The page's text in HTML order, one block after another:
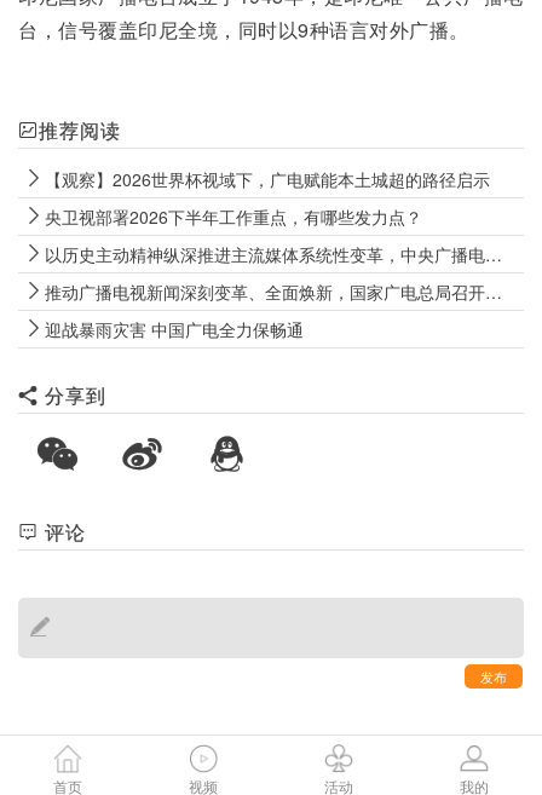
台，信号覆盖印尼全境，同时以9种语言对外广播。
推荐阅读
【观察】2026世界杯视域下，广电赋能本土城超的路径启示
央卫视部署2026下半年工作重点，有哪些发力点？
以历史主动精神纵深推进主流媒体系统性变革，中央广播电视总台召开2026年年中工作推进会
推动广播电视新闻深刻变革、全面焕新，国家广电总局召开广播电视新闻高质量发展座谈会
迎战暴雨灾害 中国广电全力保畅通
分享到
评论
发布
首页 视频 活动 我的